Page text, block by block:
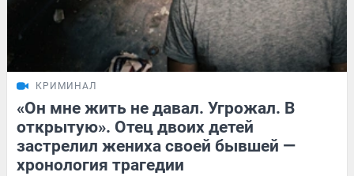
КРИМИНАЛ
«Он мне жить не давал. Угрожал. В
открытую». Отец двоих детей
застрелил жениха своей бывшей —
хронология трагедии